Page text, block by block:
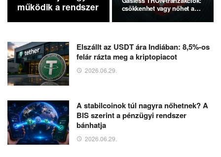
működik a rendszer
csökkenhet vagy nőhet a
Elszállt az USDT ára Indiában: 8,5%-os
felár rázta meg a kriptopiacot
2026.06.29.
A stabilcoinok túl nagyra nőhetnek? A
BIS szerint a pénzügyi rendszer
bánhatja
2026.06.29.